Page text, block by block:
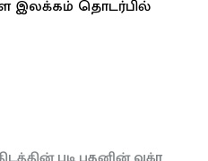
இலக்கம் தொடர்பில்